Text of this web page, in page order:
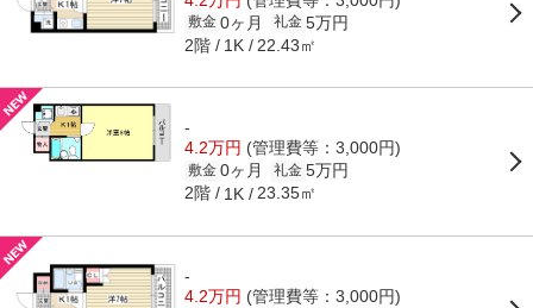
敷金 0ヶ月 礼金 5万円
2階 1K 22.43㎡
-
4.2万円 (管理費等：3,000円)
敷金 0ヶ月 礼金 5万円
2階 1K 23.35㎡
-
4.2万円 (管理費等：3,000円)